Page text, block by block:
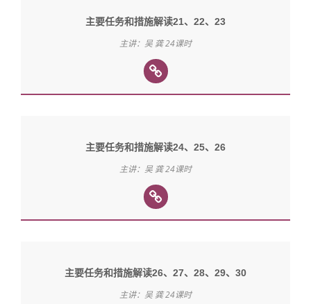
主要任务和措施解读21、22、23
主讲：吴 龚 24课时
主要任务和措施解读24、25、26
主讲：吴 龚 24课时
主要任务和措施解读26、27、28、29、30
主讲：吴 龚 24课时